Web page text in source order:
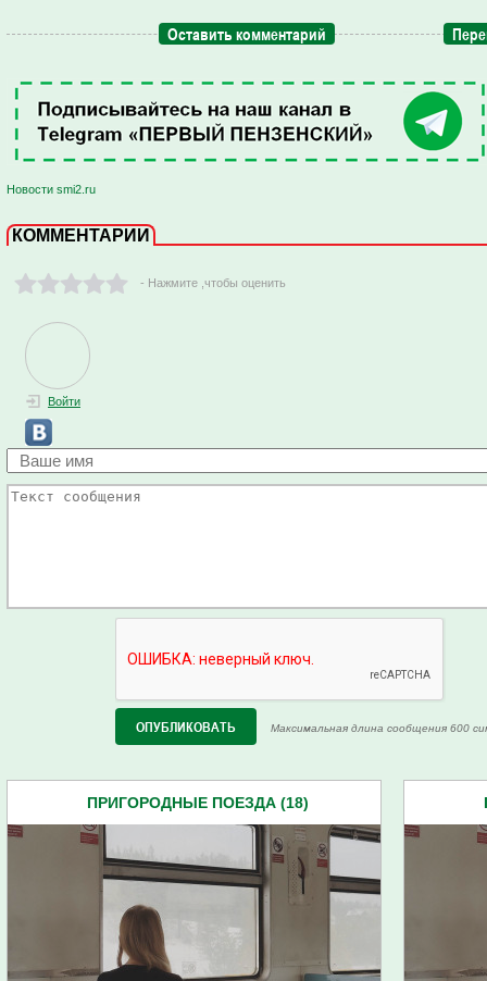
Оставить комментарий
Новости smi2.ru
КОММЕНТАРИИ
- Нажмите ,чтобы оценить
Войти
Максимальная длина сообщения 600
ПРИГОРОДНЫЕ ПОЕЗДА (18)